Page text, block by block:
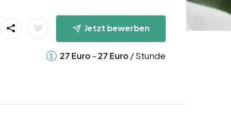
Jetzt bewerben
27 Euro - 27 Euro / Stunde